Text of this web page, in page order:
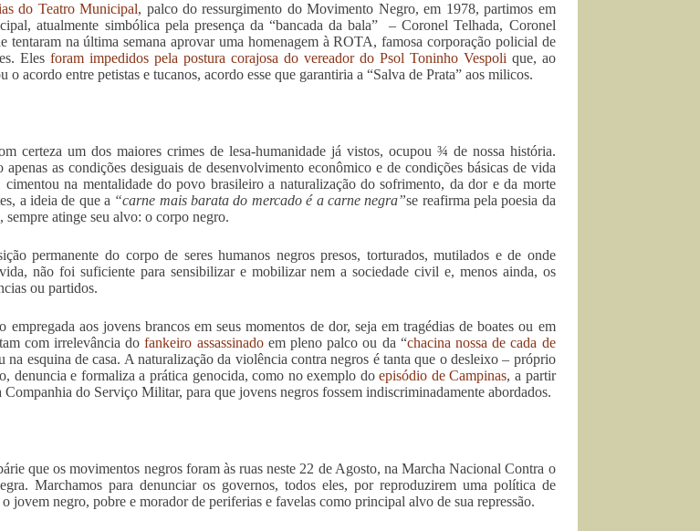
do Teatro Municipal, palco do ressurgimento do Movimento Negro, em 1978, partimos em
atualmente simbólica pela presença da “bancada da bala” – Coronel Telhada, Coronel
tentaram na última semana aprovar uma homenagem à ROTA, famosa corporação policial de
Eles foram impedidos pela postura corajosa do vereador do Psol Toninho Vespoli que, ao
o acordo entre petistas e tucanos, acordo esse que garantiria a “Salva de Prata” aos milicos.
certeza um dos maiores crimes de lesa-humanidade já vistos, ocupou ¾ de nossa história.
apenas as condições desiguais de desenvolvimento econômico e de condições básicas de vida
cimentou na mentalidade do povo brasileiro a naturalização do sofrimento, da dor e da morte
a ideia de que a “carne mais barata do mercado é a carne negra”se reafirma pela poesia da
sempre atinge seu alvo: o corpo negro.
permanente do corpo de seres humanos negros presos, torturados, mutilados e de onde
não foi suficiente para sensibilizar e mobilizar nem a sociedade civil e, menos ainda, os
ou partidos.
empregada aos jovens brancos em seus momentos de dor, seja em tragédias de boates ou em
com irrelevância dofankeiro assassinadoem pleno palco ou da “chacina nossa de cada de
na esquina de casa. A naturalização da violência contra negros é tanta que o desleixo – próprio
denuncia e formaliza a prática genocida, como no exemplo doepisódio de Campinas, a partir
do Serviço Militar, para que jovens negros fossem indiscriminadamente abordados.
que os movimentos negros foram às ruas neste 22 de Agosto, na Marcha Nacional Contra o
Marchamos para denunciar os governos, todos eles, por reproduzirem uma política de
jovem negro, pobre e morador de periferias e favelas como principal alvo de sua repressão.